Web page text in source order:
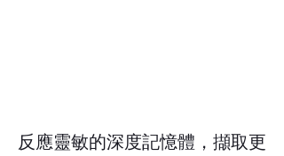
反應靈敏的深度記憶體，擷取更